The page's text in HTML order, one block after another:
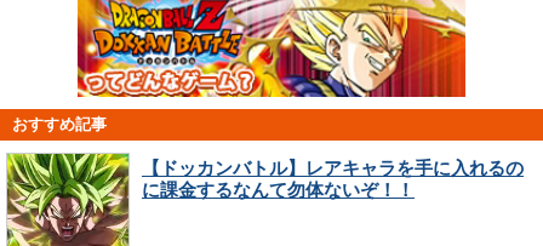
おすすめ記事
【ドッカンバトル】レアキャラを手に入れるの
に課金するなんて勿体ないぞ！！